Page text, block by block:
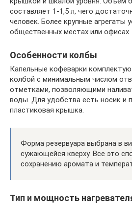
составляет 1-1,5 л, чего
человек. Более крупные агрегаты
общественных местах или офисах.
Особенности колбы
Капельные кофеварки
колбой с минимальным числом
отметками, позволяющими
воды. Для удобства есть носик и
пластиковая крышка.
Форма резервуара выбрана в
сужающейся кверху. Все это
сохранению аромата и
Тип и мощность